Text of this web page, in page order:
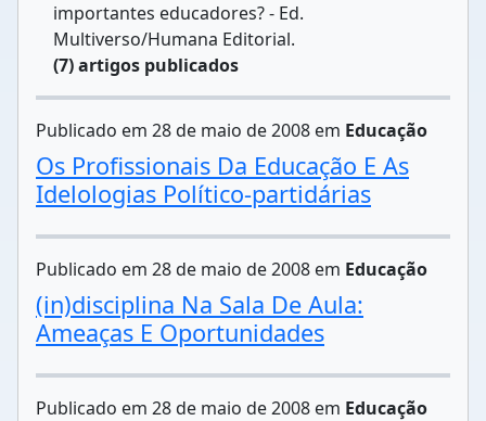
importantes educadores? - Ed.
Multiverso/Humana Editorial.
(7) artigos publicados
Publicado em 28 de maio de 2008 em Educação
Os Profissionais Da Educação E As
Idelologias Político-partidárias
Publicado em 28 de maio de 2008 em Educação
(in)disciplina Na Sala De Aula:
Ameaças E Oportunidades
Publicado em 28 de maio de 2008 em Educação